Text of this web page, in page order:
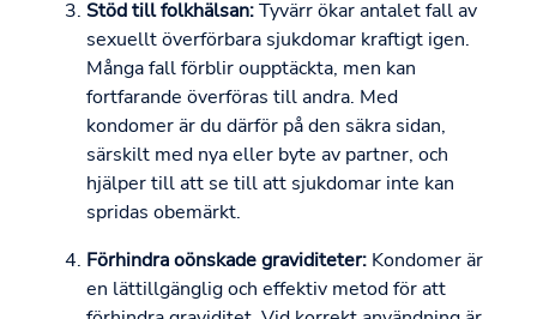
Stöd till folkhälsan:Tyvärr ökar antalet fall av
sexuellt överförbara sjukdomar kraftigt igen.
Många fall förblir oupptäckta, men kan
fortfarande överföras till andra. Med
kondomer är du därför på den säkra sidan,
särskilt med nya eller byte av partner, och
hjälper till att se till att sjukdomar inte kan
spridas obemärkt.
Förhindra oönskade graviditeter: Kondomer är
en lättillgänglig och effektiv metod för att